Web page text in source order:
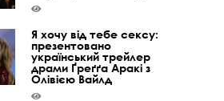
Я хочу від тебе сексу:
презентовано
український трейлер
драми Ґреґґа Аракі з
Олівією Вайлд